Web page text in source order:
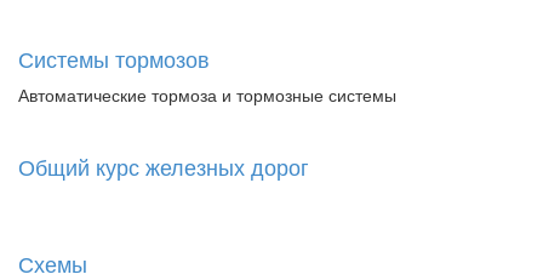
Системы тормозов
Автоматические тормоза и тормозные системы
Общий курс железных дорог
Схемы